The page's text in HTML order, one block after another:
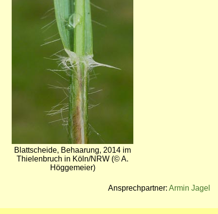
Blattscheide, Behaarung, 2014 im
Thielenbruch in Köln/NRW (© A.
Höggemeier)
Ansprechpartner: Armin Jagel